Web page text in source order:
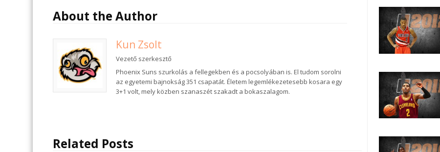
About the Author
Kun Zsolt
Vezető szerkesztő
Phoenix Suns szurkolás a fellegekben és a pocsolyában is. El tudom sorolni
az egyetemi bajnokság 351 csapatát. Életem legemlékezetesebb kosara egy
3+1 volt, mely közben szanaszét szakadt a bokaszalagom.
Related Posts